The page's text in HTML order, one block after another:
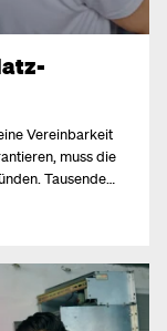
Vereinbarkeit
muss die
Tausende
nach wie vor